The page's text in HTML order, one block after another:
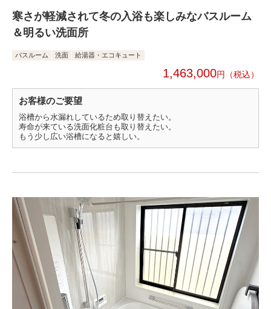
寒さが軽減されて冬の入浴も楽しみなバスルーム
＆明るい洗面所
バスルーム 洗面 給湯器・エコキュート
1,463,000円
お客様のご要望
浴槽から水漏れしているため取り替えたい。
寿命が来ている洗面化粧台も取り替えたい。
もう少し広い浴槽になると嬉しい。